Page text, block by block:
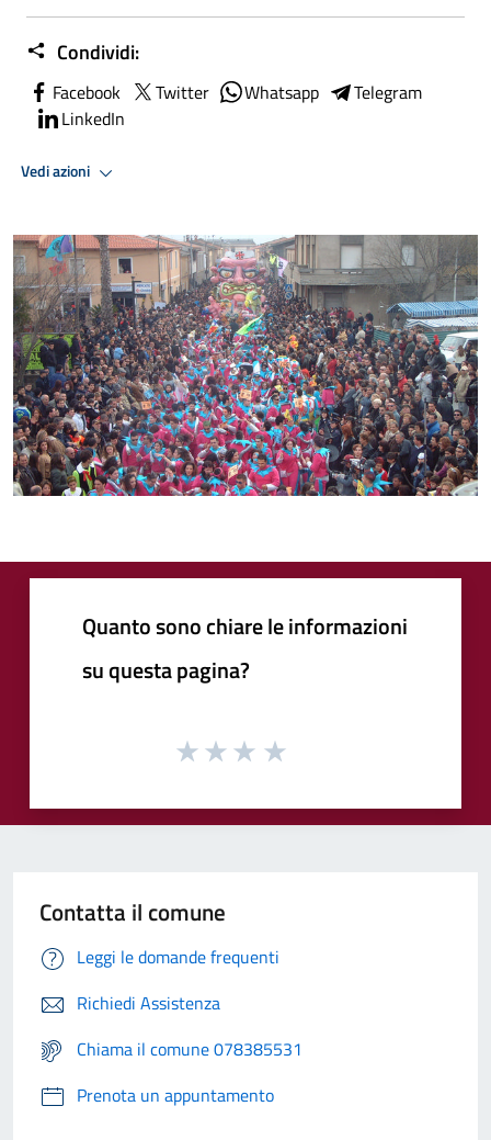
Condividi:
Facebook Twitter Whatsapp
Telegram
LinkedIn
Vedi azioni
Quanto sono chiare le informazioni
su questa pagina?
Contatta il comune
Leggi le domande frequenti
Richiedi Assistenza
Chiama il comune 078385531
Prenota un appuntamento